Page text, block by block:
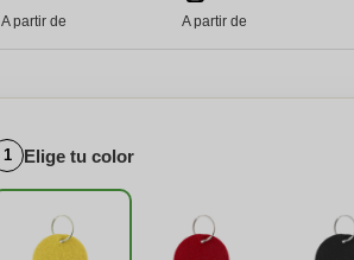
A partir de A partir de
1 Elige tu color